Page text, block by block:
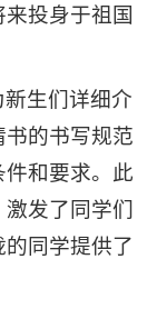
投身于祖国
生们详细介
的书写规范
和要求。此
发了同学们
同学提供了